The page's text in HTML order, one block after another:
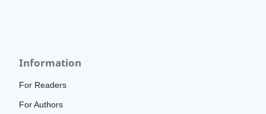
Information
For Readers
For Authors